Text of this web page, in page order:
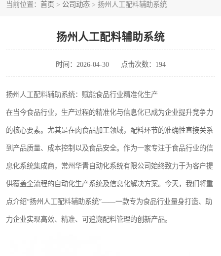
当前位置： 首页 > 公司动态 > 扬州人工配料辅助系统
扬州人工配料辅助系统
时间：2026-04-30 点击次数：194
扬州人工配料辅助系统：赋能食品行业精准化生产
在当今食品行业，生产过程的精准化与信息化已成为企业提升竞争力
的核心要素。尤其是在肉食品加工领域，配料环节的准确性直接关系
到产品质量、成本控制以及食品安全。作为一家专注于食品行业的信
息化系统集成商，常州华青自动化系统有限公司始终致力于为客户提
供覆盖全流程的自动化生产系统及信息化解决方案。今天，我们将重
点介绍“扬州人工配料辅助系统”——一款专为食品行业量身打造、助
力企业实现高效、精准、可追溯配料管理的创新产品。
屠宰轨道秤
移动源环保门禁电子台账系统